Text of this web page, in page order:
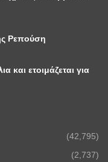
Ρεπούση
και ετοιμάζεται για
(42,795)
(2,737)